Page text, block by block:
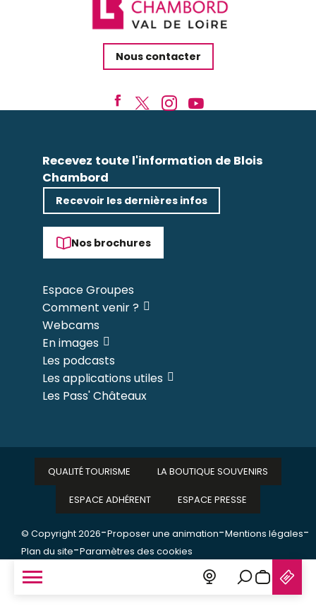
Recherche
Nous contacter
Recevez toute l'information de Blois
Chambord
Recevoir les dernières infos
Nos brochures
Espace Groupes
Comment venir ?
Webcams
En images
Les podcasts
Les applications utiles
Les Pass' Châteaux
© Copyright 2026-Proposer une animation-Mentions légales-
Plan du site-Paramètres des cookies
QUALITÉ TOURISME LA BOUTIQUE SOUVENIRS
ESPACE ADHÉRENT ESPACE PRESSE